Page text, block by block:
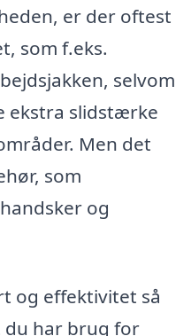
er der oftest
som f.eks.
selvom
ekstra slidstærke
Men det
som
og
og effektivitet så
du har brug for